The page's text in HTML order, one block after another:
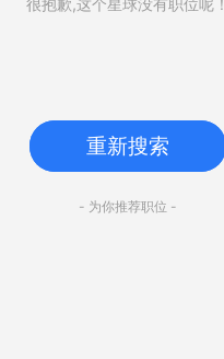
很抱歉,这个星球没有职位呢！
重新搜索
- 为你推荐职位 -